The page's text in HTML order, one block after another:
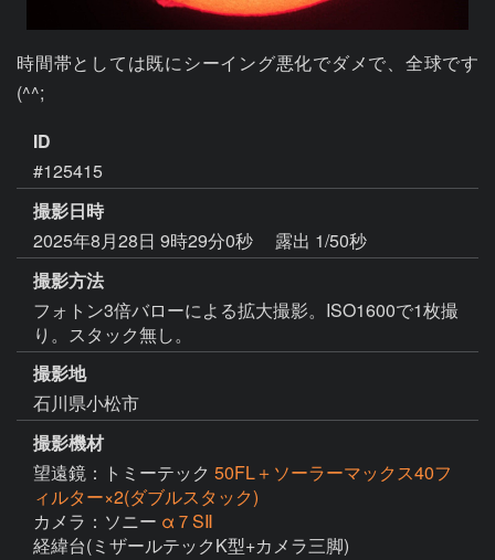
時間帯としては既にシーイング悪化でダメで、全球です
(^^;
ID
#125415
撮影日時
2025年8月28日 9時29分0秒
露出 1/50秒
撮影方法
フォトン3倍バローによる拡大撮影。ISO1600で1枚撮
り。スタック無し。
撮影地
石川県小松市
撮影機材
望遠鏡：トミーテック 50FL＋ソーラーマックス40フ
ィルター×2(ダブルスタック)
カメラ：ソニー α７SⅡ
経緯台(ミザールテックK型+カメラ三脚)